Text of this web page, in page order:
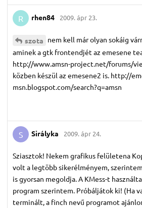
R rhen84 2009. ápr 23.
szota nem kell már olyan sokáig
aminek a gtk frontendjét az emesene
http://www.amsn-project.net/forums/
közben készül az emesene2 is. http://
msn.blogspot.com/search?q=amsn
S Sirályka 2009. ápr 24.
Sziasztok! Nekem grafikus felületena
volt a legtöbb sikerélményem,
is gyorsan megoldja. A KMess-t
program szerintem. Próbáljátok ki! (Ha
terminált, a finch nevű programot